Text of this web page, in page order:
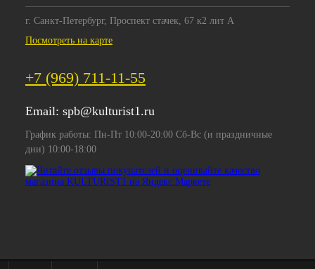
г. Санкт-Петербург, Проспект стачек, 67 к2 лит А
Посмотреть на карте
+7 (969) 711-11-55
Email: spb@kulturist1.ru
График работы: Пн-Пт 10:00-20:00 Сб-Вс (и праздничные
дни) 10:00-18:00